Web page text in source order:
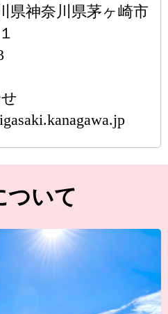
県神奈川県茅ヶ崎市
ついて